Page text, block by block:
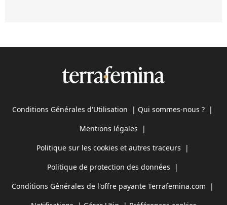
Conditions Générales d'Utilisation | Qui sommes-nous ? |
Mentions légales |
Politique sur les cookies et autres traceurs |
Politique de protection des données |
Conditions Générales de l'offre payante Terrafemina.com |